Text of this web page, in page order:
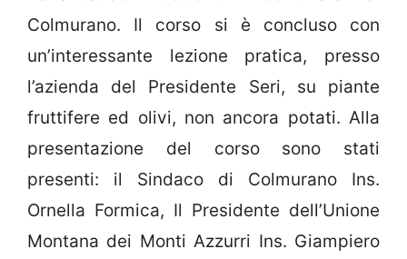
Colmurano. Il corso si è concluso con
un’interessante lezione pratica, presso
l’azienda del Presidente Seri, su piante
fruttifere ed olivi, non ancora potati. Alla
presentazione del corso sono stati
presenti: il Sindaco di Colmurano Ins.
Ornella Formica, Il Presidente dell’Unione
Montana dei Monti Azzurri Ins. Giampiero